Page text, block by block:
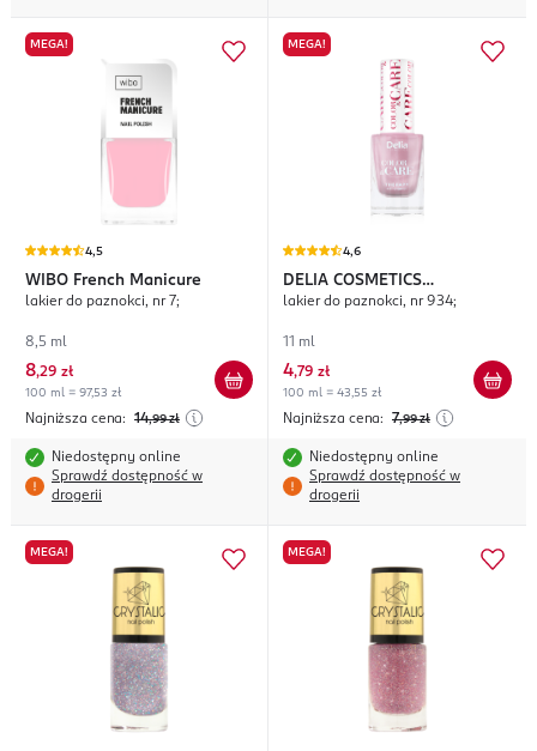
MEGA!
4,5
WIBO French Manicure
lakier do paznokci, nr 7;
8,5 ml
8,29 zł
100 ml = 97,53 zł
Najniższa cena: 14,99 zł
Niedostępny online
Sprawdź dostępność w
drogerii
MEGA!
4,6
DELIA COSMETICS
Color&Care
lakier do paznokci, nr 934;
11 ml
4,79 zł
100 ml = 43,55 zł
Najniższa cena: 7,99 zł
Niedostępny online
Sprawdź dostępność w
drogerii
MEGA! MEGA!